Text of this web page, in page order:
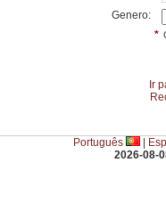
Genero:
*
Ir
Português
2026-08-